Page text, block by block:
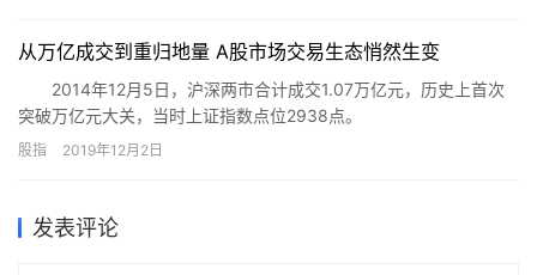
从万亿成交到重归地量 A股市场交易生态悄然生变
2014年12月5日，沪深两市合计成交1.07万亿元，历史上首次
突破万亿元大关，当时上证指数点位2938点。
股指 2019年12月2日
发表评论